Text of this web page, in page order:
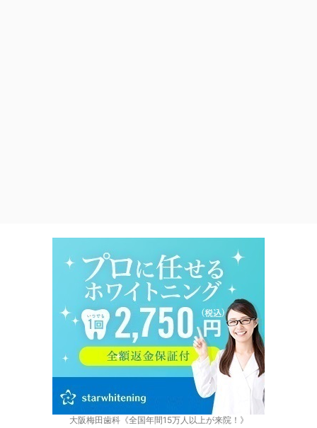
大阪梅田歯科《全国年間15万人以上が来院！》